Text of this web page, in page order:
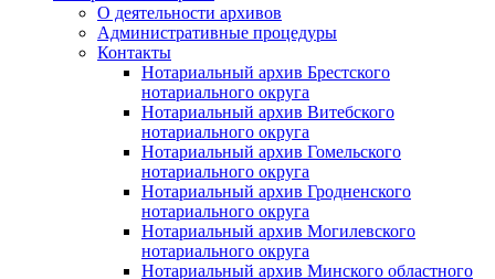
О деятельности архивов
Административные процедуры
Контакты
Нотариальный архив Брестского
нотариального округа
Нотариальный архив Витебского
нотариального округа
Нотариальный архив Гомельского
нотариального округа
Нотариальный архив Гродненского
нотариального округа
Нотариальный архив Могилевского
нотариального округа
Нотариальный архив Минского областного